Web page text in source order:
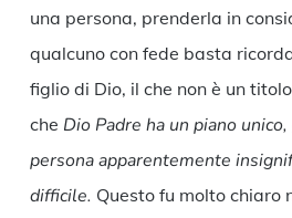
una persona, prenderla in
qualcuno con fede basta
figlio di Dio, il che non è un
che Dio Padre ha un piano
persona apparentemente
difficile. Questo fu molto chiaro